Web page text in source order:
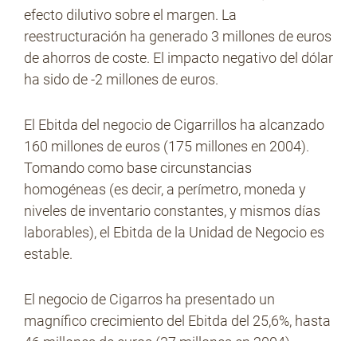
efecto dilutivo sobre el margen. La
reestructuración ha generado 3 millones de euros
de ahorros de coste. El impacto negativo del dólar
ha sido de -2 millones de euros.
El Ebitda del negocio de Cigarrillos ha alcanzado
160 millones de euros (175 millones en 2004).
Tomando como base circunstancias
homogéneas (es decir, a perímetro, moneda y
niveles de inventario constantes, y mismos días
laborables), el Ebitda de la Unidad de Negocio es
estable.
El negocio de Cigarros ha presentado un
magnífico crecimiento del Ebitda del 25,6%, hasta